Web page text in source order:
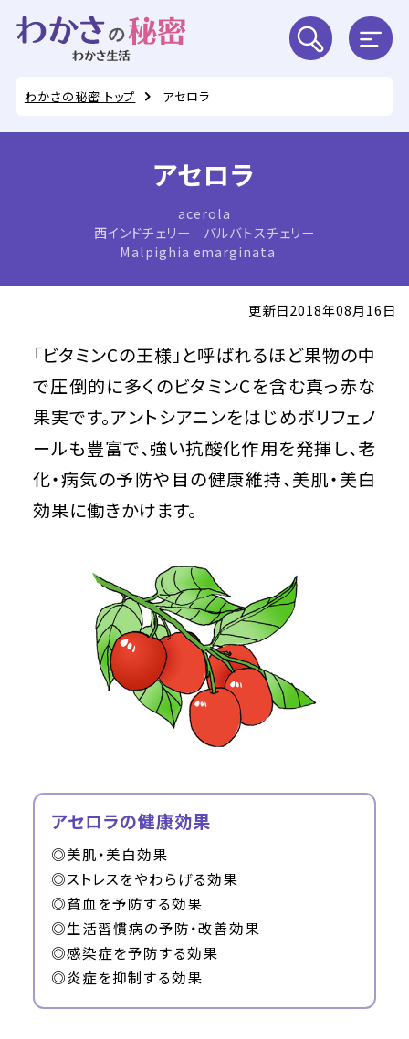
わかさの秘密 トップ アセロラ
アセロラ
acerola
西インドチェリー バルバトスチェリー
Malpighia emarginata
更新日2018年08月16日
「ビタミンCの王様」と呼ばれるほど果物の中
で圧倒的に多くのビタミンCを含む真っ赤な
果実です。アントシアニンをはじめポリフェノ
ールも豊富で、強い抗酸化作用を発揮し、老
化・病気の予防や目の健康維持、美肌・美白
効果に働きかけます。
アセロラの健康効果
◎美肌・美白効果
◎ストレスをやわらげる効果
◎貧血を予防する効果
◎生活習慣病の予防・改善効果
◎感染症を予防する効果
◎炎症を抑制する効果